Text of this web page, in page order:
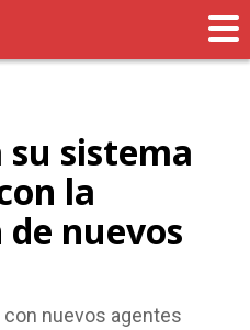
sistema
la
nuevos
nuevos agentes